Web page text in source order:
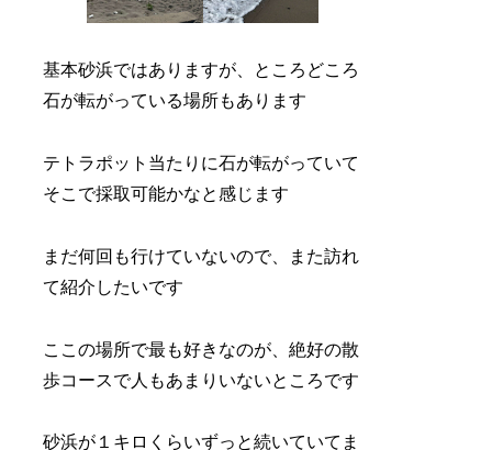
基本砂浜ではありますが、ところどころ
石が転がっている場所もあります
テトラポット当たりに石が転がっていて
そこで採取可能かなと感じます
まだ何回も行けていないので、また訪れ
て紹介したいです
ここの場所で最も好きなのが、絶好の散
歩コースで人もあまりいないところです
砂浜が１キロくらいずっと続いていてま